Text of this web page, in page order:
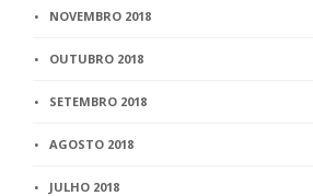
NOVEMBRO 2018
OUTUBRO 2018
SETEMBRO 2018
AGOSTO 2018
JULHO 2018